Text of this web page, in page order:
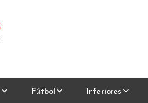
Fútbol Inferiores